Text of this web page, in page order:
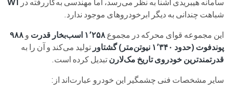
شباهت چندانی به دیگر ابرخودروهای موجود ندارد.
این مجموعه قوای محرکه در مجموع۱٬۲۵۸ اسب‌بخار قدرت و۹۸۸
پوندفوت (حدود ۱٬۳۴۰ نیوتن‌متر) گشتاور
تولید می‌کند و آن را به
قدرتمندترین خودروی تاریخ مک‌لارنتبدیل کرده است.
سایر مشخصات فنی چشمگیر این خودرو عبارت‌اند از: